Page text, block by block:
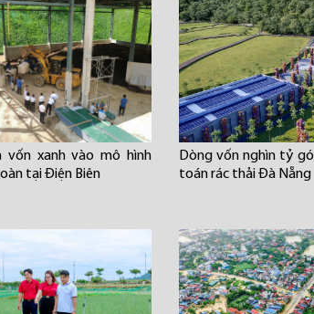
vốn xanh vào mô hình
tại Điện Biên
Dòng vốn nghìn tỷ
toán rác thải Đà Nẵng